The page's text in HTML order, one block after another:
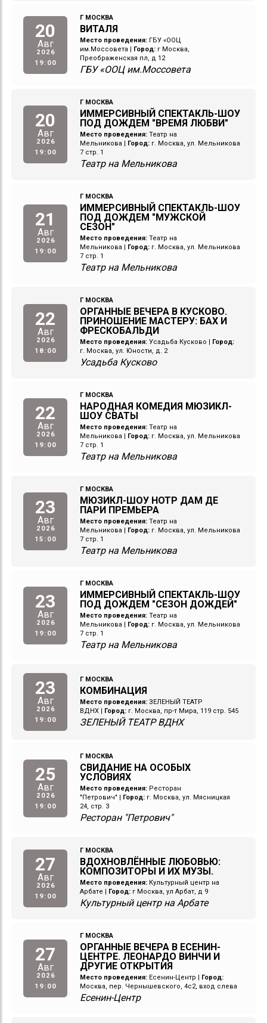
20
Авг
2026
19:00
Г МОСКВА
ВИТАЛЯ
Место проведения: ГБУ «ООЦ
им.Моссовета
Город: г Москва,
Преображенская пл, д 12
ГБУ «ООЦ им.Моссовета
20
Авг
2026
19:00
Г МОСКВА
ИММЕРСИВНЫЙ СПЕКТАКЛЬ-ШОУ
ПОД ДОЖДЕМ "ВРЕМЯ ЛЮБВИ"
Место проведения: Театр на
Мельникова
Город: г. Москва, ул. Мельникова
7 стр. 1
Театр на Мельникова
21
Авг
2026
19:00
Г МОСКВА
ИММЕРСИВНЫЙ СПЕКТАКЛЬ-ШОУ
ПОД ДОЖДЕМ "МУЖСКОЙ
СЕЗОН"
Место проведения: Театр на
Мельникова
Город: г. Москва, ул. Мельникова
7 стр. 1
Театр на Мельникова
22
Авг
2026
18:00
Г МОСКВА
ОРГАННЫЕ ВЕЧЕРА В КУСКОВО.
ПРИНОШЕНИЕ МАСТЕРУ: БАХ И
ФРЕСКОБАЛЬДИ
Место проведения: Усадьба Кусково
Город:
г. Москва, ул. Юности, д. 2
Усадьба Кусково
22
Авг
2026
19:00
Г МОСКВА
НАРОДНАЯ КОМЕДИЯ МЮЗИКЛ-
ШОУ СВАТЫ
Место проведения: Театр на
Мельникова
Город: г. Москва, ул. Мельникова
7 стр. 1
Театр на Мельникова
23
Авг
2026
15:00
Г МОСКВА
МЮЗИКЛ-ШОУ НОТР ДАМ ДЕ
ПАРИ ПРЕМЬЕРА
Место проведения: Театр на
Мельникова
Город: г. Москва, ул. Мельникова
7 стр. 1
Театр на Мельникова
23
Авг
2026
19:00
Г МОСКВА
ИММЕРСИВНЫЙ СПЕКТАКЛЬ-ШОУ
ПОД ДОЖДЕМ "СЕЗОН ДОЖДЕЙ"
Место проведения: Театр на
Мельникова
Город: г. Москва, ул. Мельникова
7 стр. 1
Театр на Мельникова
23
Авг
2026
19:00
Г МОСКВА
КОМБИНАЦИЯ
Место проведения: ЗЕЛЕНЫЙ ТЕАТР
ВДНХ | Город: г. Москва, пр-т Мира, 119 стр. 545
ЗЕЛЕНЫЙ ТЕАТР ВДНХ
25
Авг
2026
19:00
Г МОСКВА
СВИДАНИЕ НА ОСОБЫХ
УСЛОВИЯХ
Место проведения: Ресторан
"Петрович"
Город: г. Москва, ул. Мясницкая
24, стр. 3
Ресторан "Петрович"
27
Авг
2026
19:00
Г МОСКВА
ВДОХНОВЛЁННЫЕ ЛЮБОВЬЮ:
КОМПОЗИТОРЫ И ИХ МУЗЫ.
Место проведения: Культурный центр на
Арбате
Город: г Москва, ул Арбат, д 9
Культурный центр на Арбате
27
Авг
2026
19:00
Г МОСКВА
ОРГАННЫЕ ВЕЧЕРА В ЕСЕНИН-
ЦЕНТРЕ. ЛЕОНАРДО ВИНЧИ И
ДРУГИЕ ОТКРЫТИЯ
Место проведения: Есенин-Центр
Город:
Москва, пер. Чернышевского, 4с2, вход слева
Есенин-Центр